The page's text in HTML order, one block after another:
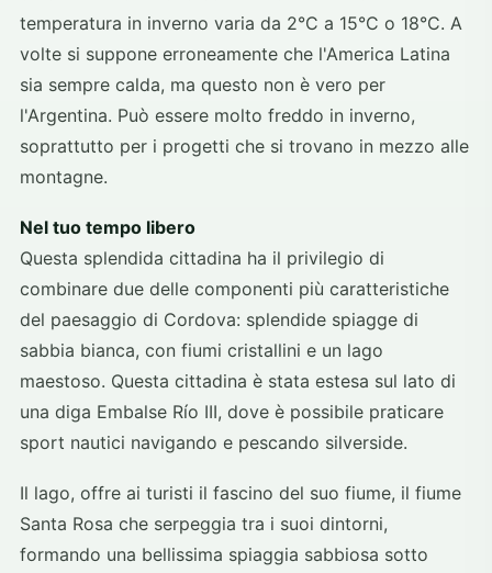
temperatura in inverno varia da 2°C a 15°C o 18°C. A
volte si suppone erroneamente che l'America Latina
sia sempre calda, ma questo non è vero per
l'Argentina. Può essere molto freddo in inverno,
soprattutto per i progetti che si trovano in mezzo alle
montagne.
Nel tuo tempo libero
Questa splendida cittadina ha il privilegio di
combinare due delle componenti più caratteristiche
del paesaggio di Cordova: splendide spiagge di
sabbia bianca, con fiumi cristallini e un lago
maestoso. Questa cittadina è stata estesa sul lato di
una diga Embalse Río III, dove è possibile praticare
sport nautici navigando e pescando silverside.
Il lago, offre ai turisti il fascino del suo fiume, il fiume
Santa Rosa che serpeggia tra i suoi dintorni,
formando una bellissima spiaggia sabbiosa sotto